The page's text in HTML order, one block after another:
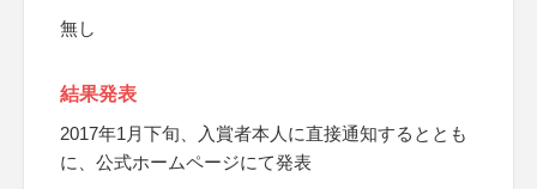
無し
結果発表
2017年1月下旬、入賞者本人に直接通知するととも
に、公式ホームページにて発表